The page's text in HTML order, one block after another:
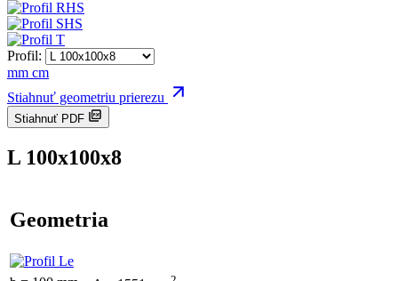
Profil:
mm cm
Stiahnuť geometriu prierezu
Stiahnuť PDF
L 100x100x8
Geometria